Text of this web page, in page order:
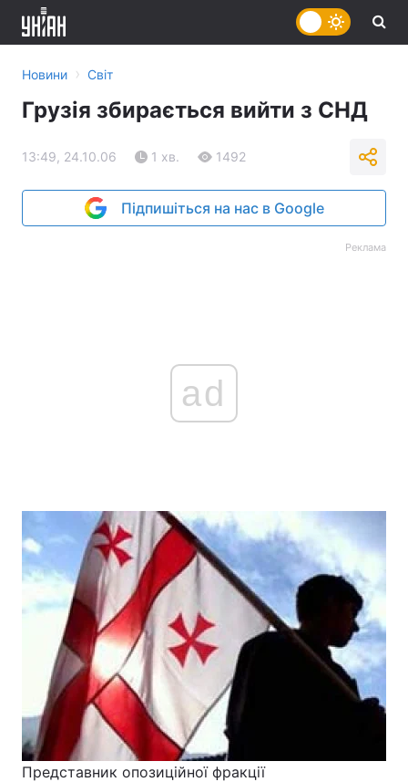
Новини › Світ
Грузія збирається вийти з СНД
13:49, 24.10.06 1 хв. 1492
Підпишіться на нас в Google
Реклама
ad
Представник опозиційної фракції